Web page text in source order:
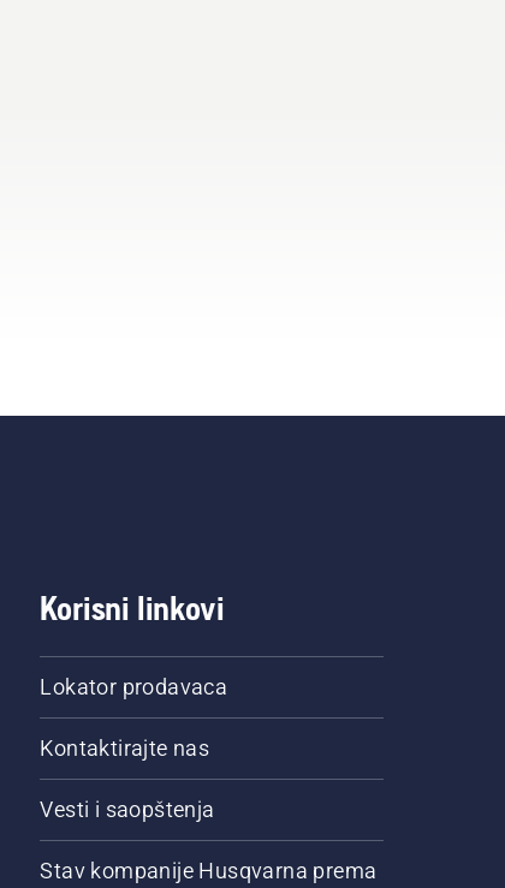
Korisni linkovi
Lokator prodavaca
Kontaktirajte nas
Vesti i saopštenja
Stav kompanije Husqvarna prema